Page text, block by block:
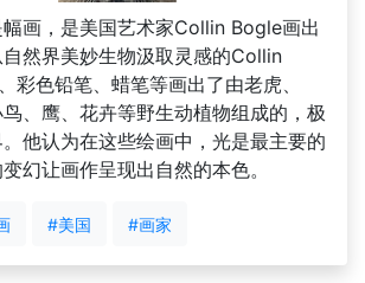
画，是美国艺术家Collin Bogle画出
然界美妙生物汲取灵感的Collin
彩色铅笔、蜡笔等画出了由老虎、
、鹰、花卉等野生动植物组成的，极
他认为在这些绘画中，光是最主要的
幻让画作呈现出自然的本色。
#美国 #画家